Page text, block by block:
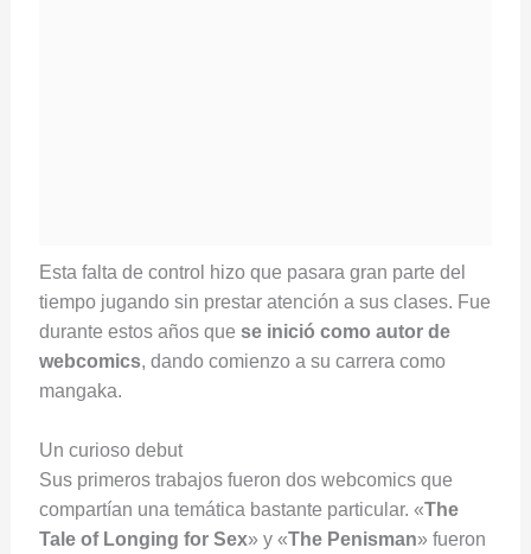
Esta falta de control hizo que pasara gran parte del
tiempo jugando sin prestar atención a sus clases. Fue
durante estos años que se inició como autor de
webcomics, dando comienzo a su carrera como
mangaka.
Un curioso debut
Sus primeros trabajos fueron dos webcomics que
compartían una temática bastante particular. «The
Tale of Longing for Sex» y «The Penisman» fueron